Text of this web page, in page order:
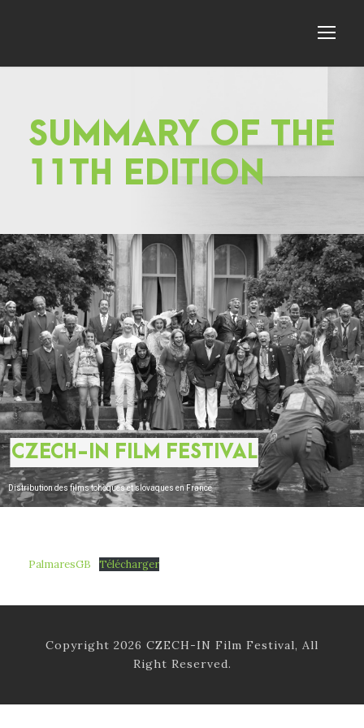
SUMMARY OF THE
11TH EDITION
CZECH-IN FILM FESTIVAL
Distribution des films tchèques et slovaques en France
PalmaresGB Télécharger
Copyright 2026 CZECH-IN Film Festival, All
Right Reserved.